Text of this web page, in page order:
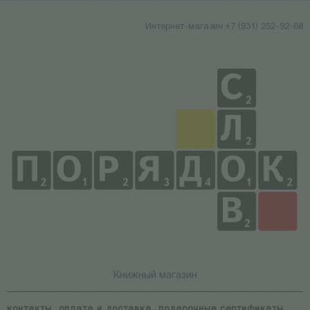
Интернет-магазин +7 (931) 252-92-60
Книжный магазин